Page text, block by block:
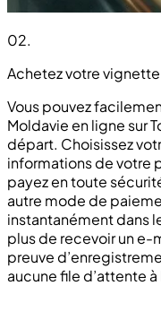
02.
Achetez votre
Vous pouvez
Moldavie en ligne sur
départ. Choisissez
informations de votre
payez en toute
autre mode de
instantanément dans
plus de recevoir un
preuve
aucune file d’attente